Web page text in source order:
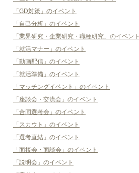
「GD対策」のイベント
「自己分析」のイベント
「業界研究・企業研究・職種研究」のイベント
「就活マナー」のイベント
「動画配信」のイベント
「就活準備」のイベント
「マッチングイベント」のイベント
「座談会・交流会」のイベント
「合同選考会」のイベント
「スカウト」のイベント
「選考直結」のイベント
「面接会・面談会」のイベント
「説明会」のイベント